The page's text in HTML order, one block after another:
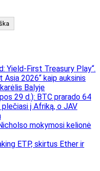
Yield-First Treasury Play“.
Asia 2026“ kaip auksinis
Balyje
29 d.): BTC prarado 64
plečiasi į Afriką, o JAV
mokymosi kelionė
ETP, skirtus Ether ir